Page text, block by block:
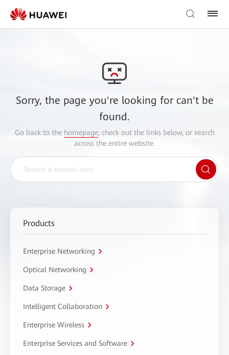
Sorry, the page you're looking for can't be
found.
Go back to the homepage, check out the links below, or search
across the entire website.
Products
Enterprise Networking
Optical Networking
Data Storage
Intelligent Collaboration
Enterprise Wireless
Enterprise Services and Software